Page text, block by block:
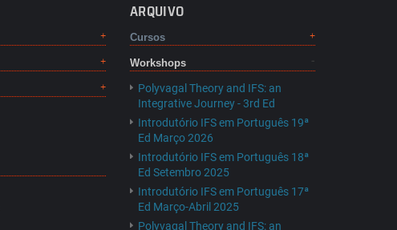
ARQUIVO
Cursos
Workshops
Polyvagal Theory and IFS: an
Integrative Journey - 3rd Ed
Introdutório IFS em Português 19ª
Ed Março 2026
Introdutório IFS em Português 18ª
Ed Setembro 2025
Introdutório IFS em Português 17ª
Ed Março-Abril 2025
Polyvagal Theory and IFS: an